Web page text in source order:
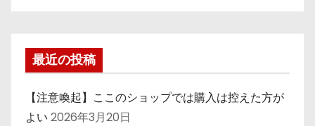
最近の投稿
【注意喚起】ここのショップでは購入は控えた方が
よい 2026年3月20日